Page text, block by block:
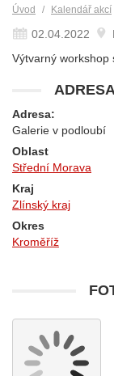
Úvod Kalendář akcí
02.04.2022
Výtvarný workshop
Adresa:
Galerie v podloubí
Oblast
Střední Morava
Kraj
Zlínský kraj
Okres
Kroměříž